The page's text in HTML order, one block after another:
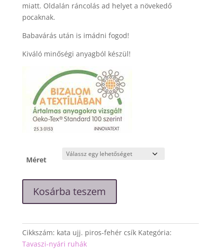
miatt. Oldalán ráncolás ad helyet a növekedő
pocaknak.
Babavárás után is imádni fogod!
Kiváló minőségi anyagból készül!
Méret
piros-
fehér
ruha
mennyiség
Kosárba teszem
Cikkszám: kata ujj. piros-fehér csík Kategória:
Tavaszi-nyári ruhák